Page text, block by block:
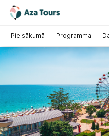
ceļojumi
(ar
lidmašīnu)
Pie sākumā Programma